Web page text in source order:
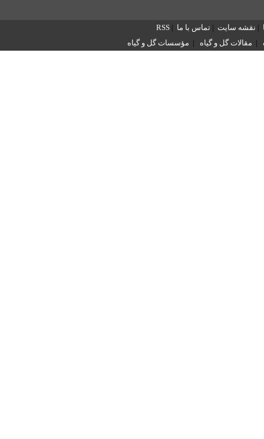
| نقشه سایت | تماس با ما |
RSS
| مقالات گل و گیاه | مؤسسات گل و گیاه